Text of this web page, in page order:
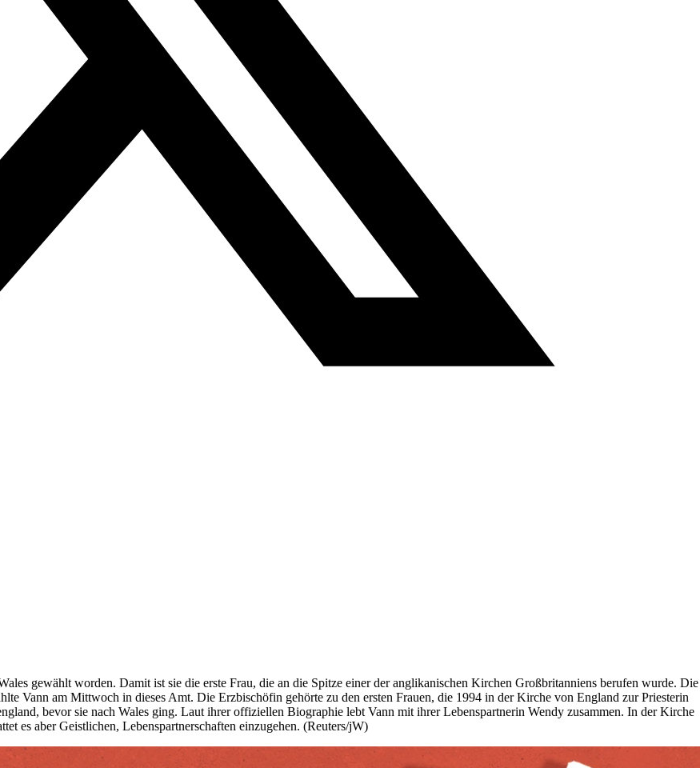
gewählt worden. Damit ist sie die erste Frau, die an die Spitze einer der anglikanischen Kirchen Großbritanniens berufen wurde. Die
Vann am Mittwoch in dieses Amt. Die Erzbischöfin gehörte zu den ersten Frauen, die 1994 in der Kirche von England zur Priesterin
bevor sie nach Wales ging. Laut ihrer offiziellen Biographie lebt Vann mit ihrer Lebenspartnerin Wendy zusammen. In der Kirche
es aber Geistlichen, Lebenspartnerschaften einzugehen. (Reuters/jW)